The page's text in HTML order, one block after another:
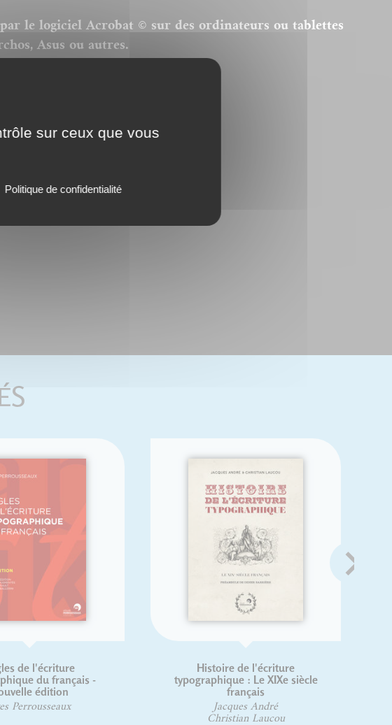
le logiciel Acrobat © sur des ordinateurs ou tablettes
Asus ou autres.
-
Histoire de l'écriture
typographique : Le XIXe siècle
Christian Laucou
sur ceux que vous
Politique de confidentialité